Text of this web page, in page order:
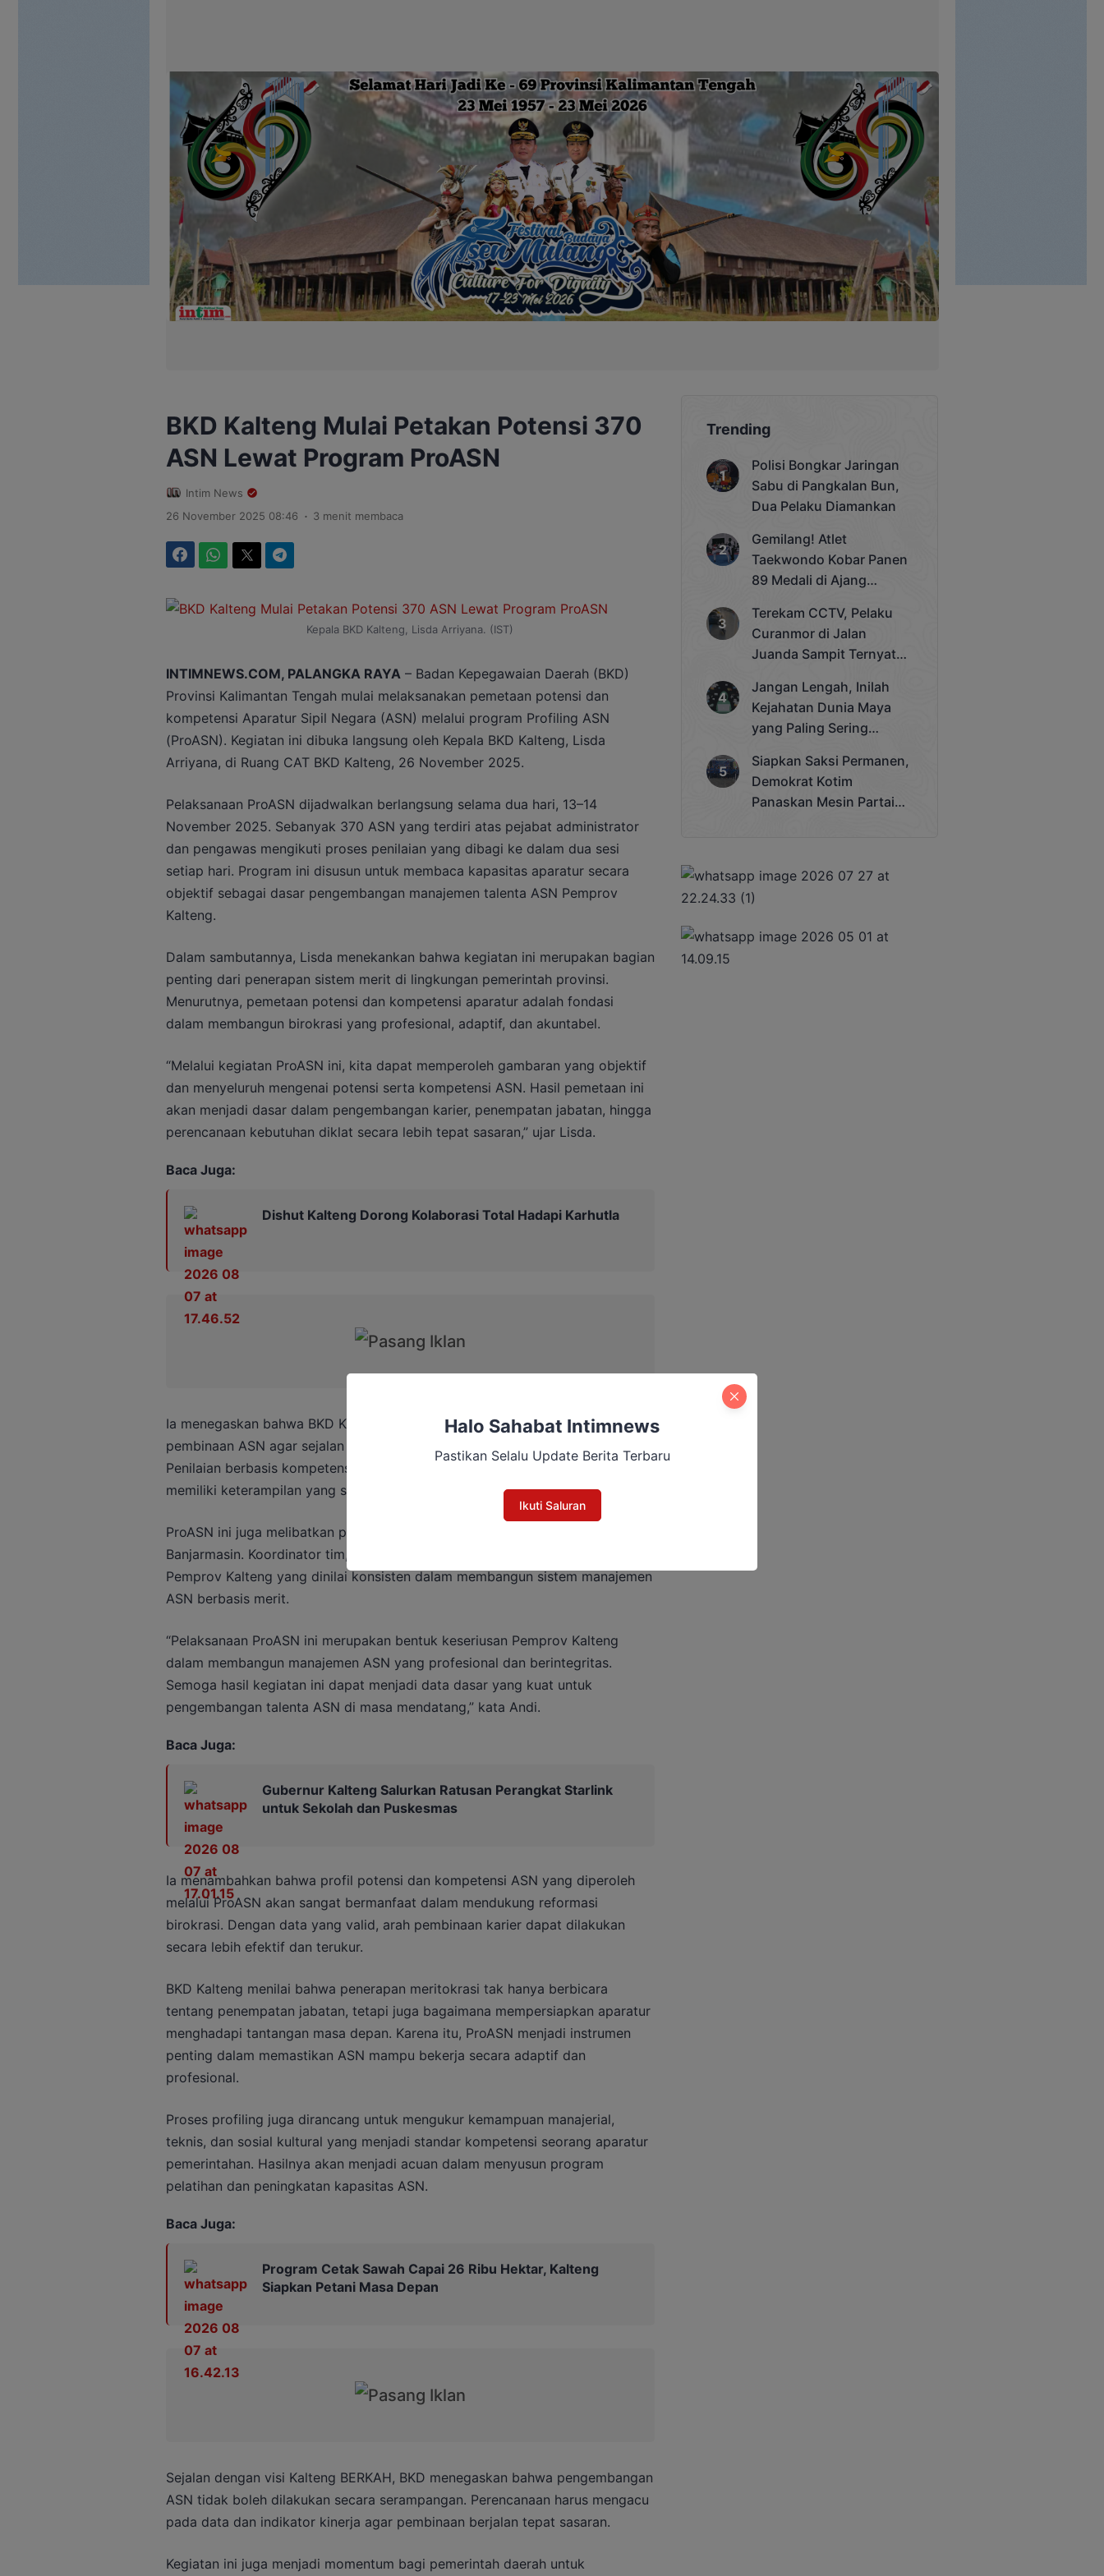
BKD Kalteng Mulai Petakan Potensi 370
ASN Lewat Program ProASN
Intim News
26 November 2025 08:46 . 3 menit membaca
Kepala BKD Kalteng, Lisda Arriyana. (IST)
INTIMNEWS.COM, PALANGKA RAYA – Badan Kepegawaian Daerah (BKD)
Provinsi Kalimantan Tengah mulai melaksanakan pemetaan potensi dan
kompetensi Aparatur Sipil Negara (ASN) melalui program Profiling ASN
(ProASN). Kegiatan ini dibuka langsung oleh Kepala BKD Kalteng, Lisda
Arriyana, di Ruang CAT BKD Kalteng, 26 November 2025.
Pelaksanaan ProASN dijadwalkan berlangsung selama dua hari, 13–14
November 2025. Sebanyak 370 ASN yang terdiri atas pejabat administrator
dan pengawas mengikuti proses penilaian yang dibagi ke dalam dua sesi
setiap hari. Program ini disusun untuk membaca kapasitas aparatur secara
objektif sebagai dasar pengembangan manajemen talenta ASN Pemprov
Kalteng.
Dalam sambutannya, Lisda menekankan bahwa kegiatan ini merupakan bagian
penting dari penerapan sistem merit di lingkungan pemerintah provinsi.
Menurutnya, pemetaan potensi dan kompetensi aparatur adalah fondasi
dalam membangun birokrasi yang profesional, adaptif, dan akuntabel.
“Melalui kegiatan ProASN ini, kita dapat memperoleh gambaran yang objektif
dan menyeluruh mengenai potensi serta kompetensi ASN. Hasil pemetaan ini
akan menjadi dasar dalam pengembangan karier, penempatan jabatan, hingga
perencanaan kebutuhan diklat secara lebih tepat sasaran,” ujar Lisda.
Baca Juga:
Dishut Kalteng Dorong Kolaborasi Total Hadapi Karhutla
Ia menegaskan bahwa BKD Kalteng berkomitmen memperkuat sistem
pembinaan ASN agar sejalan dengan tuntutan kerja yang semakin kompleks.
Penilaian berbasis kompetensi dinilai penting untuk memastikan aparatur
memiliki keterampilan yang sesuai dengan kebutuhan organisasi.
ProASN ini juga melibatkan pendampingan dari Kantor Regional VIII BKN
Banjarmasin. Koordinator tim, Andi Hikmal, memberikan apresiasi atas langkah
Pemprov Kalteng yang dinilai konsisten dalam membangun sistem manajemen
ASN berbasis merit.
“Pelaksanaan ProASN ini merupakan bentuk keseriusan Pemprov Kalteng
dalam membangun manajemen ASN yang profesional dan berintegritas.
Semoga hasil kegiatan ini dapat menjadi data dasar yang kuat untuk
pengembangan talenta ASN di masa mendatang,” kata Andi.
Baca Juga:
Gubernur Kalteng Salurkan Ratusan Perangkat Starlink
untuk Sekolah dan Puskesmas
Ia menambahkan bahwa profil potensi dan kompetensi ASN yang diperoleh
melalui ProASN akan sangat bermanfaat dalam mendukung reformasi
birokrasi. Dengan data yang valid, arah pembinaan karier dapat dilakukan
secara lebih efektif dan terukur.
BKD Kalteng menilai bahwa penerapan meritokrasi tak hanya berbicara
tentang penempatan jabatan, tetapi juga bagaimana mempersiapkan aparatur
menghadapi tantangan masa depan. Karena itu, ProASN menjadi instrumen
penting dalam memastikan ASN mampu bekerja secara adaptif dan
profesional.
Proses profiling juga dirancang untuk mengukur kemampuan manajerial,
teknis, dan sosial kultural yang menjadi standar kompetensi seorang aparatur
pemerintahan. Hasilnya akan menjadi acuan dalam menyusun program
pelatihan dan peningkatan kapasitas ASN.
Baca Juga:
Program Cetak Sawah Capai 26 Ribu Hektar, Kalteng
Siapkan Petani Masa Depan
Sejalan dengan visi Kalteng BERKAH, BKD menegaskan bahwa pengembangan
ASN tidak boleh dilakukan secara serampangan. Perencanaan harus mengacu
pada data dan indikator kinerja agar pembinaan berjalan tepat sasaran.
Kegiatan ini juga menjadi momentum bagi pemerintah daerah untuk
Trending
Polisi Bongkar Jaringan
Sabu di Pangkalan Bun,
Dua Pelaku Diamankan
Gemilang! Atlet
Taekwondo Kobar Panen
89 Medali di Ajang
Cup 2025
Terekam CCTV, Pelaku
Curanmor di Jalan
Juanda Sampit Ternyata
Jangan Lengah, Inilah
Kejahatan Dunia Maya
yang Paling Sering
Siapkan Saksi Permanen,
Demokrat Kotim
Panaskan Mesin Partai
Halo Sahabat Intimnews
Pastikan Selalu Update Berita Terbaru
Ikuti Saluran